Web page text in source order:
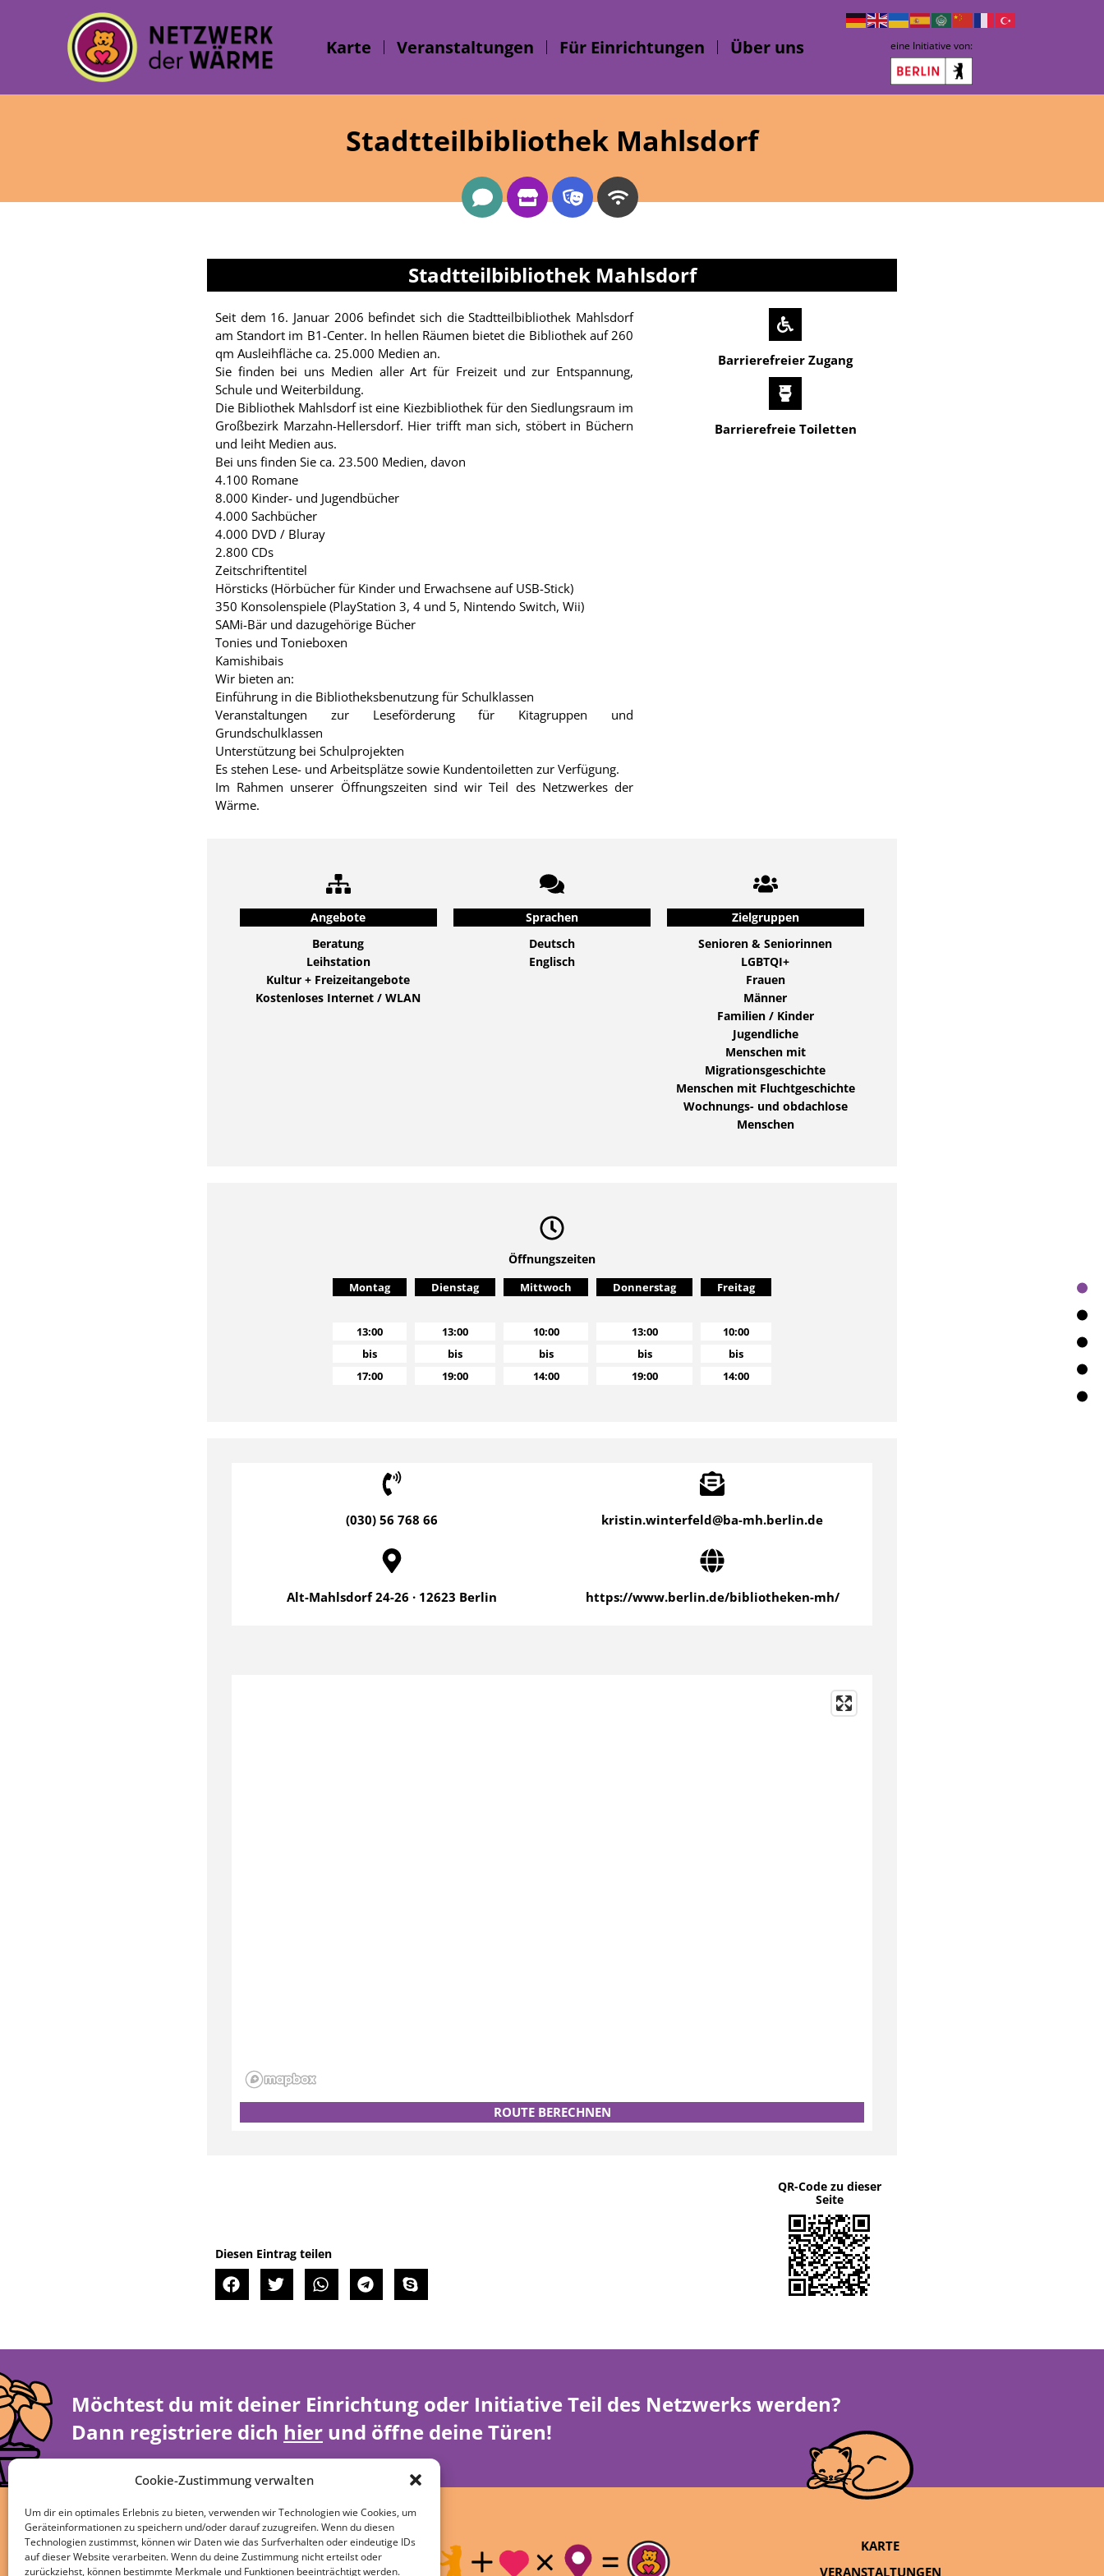
Cookie-Zustimmung verwalten
Um dir ein optimales Erlebnis zu bieten, verwenden wir Technologien wie Cookies, um
Geräteinformationen zu speichern und/oder darauf zuzugreifen. Wenn du diesen
Technologien zustimmst, können wir Daten wie das Surfverhalten oder eindeutige IDs
auf dieser Website verarbeiten. Wenn du deine Zustimmung nicht erteilst oder
zurückziehst, können bestimmte Merkmale und Funktionen beeinträchtigt werden.
Karte Veranstaltungen Für Einrichtungen Über uns eine Initiative von:
Stadtteilbibliothek Mahlsdorf
Stadtteilbibliothek Mahlsdorf
Seit dem 16. Januar 2006 befindet sich die Stadtteilbibliothek Mahlsdorf
am Standort im B1-Center. In hellen Räumen bietet die Bibliothek auf 260
qm Ausleihfläche ca. 25.000 Medien an.
Sie finden bei uns Medien aller Art für Freizeit und zur Entspannung,
Schule und Weiterbildung.
Die Bibliothek Mahlsdorf ist eine Kiezbibliothek für den Siedlungsraum im
Großbezirk Marzahn-Hellersdorf. Hier trifft man sich, stöbert in Büchern
und leiht Medien aus.
Bei uns finden Sie ca. 23.500 Medien, davon
4.100 Romane
8.000 Kinder- und Jugendbücher
4.000 Sachbücher
4.000 DVD / Bluray
2.800 CDs
Zeitschriftentitel
Hörsticks (Hörbücher für Kinder und Erwachsene auf USB-Stick)
350 Konsolenspiele (PlayStation 3, 4 und 5, Nintendo Switch, Wii)
SAMi-Bär und dazugehörige Bücher
Tonies und Tonieboxen
Kamishibais
Wir bieten an:
Einführung in die Bibliotheksbenutzung für Schulklassen
Veranstaltungen zur Leseförderung für Kitagruppen und
Grundschulklassen
Unterstützung bei Schulprojekten
Es stehen Lese- und Arbeitsplätze sowie Kundentoiletten zur Verfügung.
Im Rahmen unserer Öffnungszeiten sind wir Teil des Netzwerkes der
Wärme.
Barrierefreier Zugang
Barrierefreie Toiletten
Angebote
Beratung
Leihstation
Kultur + Freizeitangebote
Kostenloses Internet / WLAN
Sprachen
Deutsch
Englisch
Zielgruppen
Senioren & Seniorinnen
LGBTQI+
Frauen
Männer
Familien / Kinder
Jugendliche
Menschen mit
Migrationsgeschichte
Menschen mit Fluchtgeschichte
Wochnungs- und obdachlose
Menschen
Öffnungszeiten
Montag
13:00
bis
17:00
Dienstag
13:00
bis
19:00
Mittwoch
10:00
bis
14:00
Donnerstag
13:00
bis
19:00
Freitag
10:00
bis
14:00
(030) 56 768 66
Alt-Mahlsdorf 24-26 · 12623 Berlin
kristin.winterfeld@ba-mh.berlin.de
https://www.berlin.de/bibliotheken-mh/
ROUTE BERECHNEN
Diesen Eintrag teilen
QR-Code zu dieser
Seite
Möchtest du mit deiner Einrichtung oder Initiative Teil des Netzwerks werden?
Dann registriere dich hier und öffne deine Türen!
KARTE
VERANSTALTUNGEN